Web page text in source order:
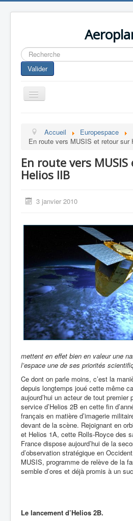
Rechercher
Valider
Toggle
Navigation
Aviation Commerciale
Aviation Militaire
Drones
Accueil
Europespace
En route vers MUSIS et retour sur
En route vers
Helios IIB
3 janvier 2010
mettent en effet bien en valeur une
l’espace une de ses priorités
Ce dont on parle moins, c’est la
depuis longtemps joué cette même
aujourd’hui un acteur de tout
service d’Helios 2B en cette fin
français en matière d’imagerie
devant de la scène. Rejoignant en
et Helios 1A, cette Rolls-Royce des
France dispose aujourd’hui de la
d’observation stratégique en
MUSIS, programme de relève de la
semble d’ores et déjà promis à un
Le lancement d’Helios 2B.